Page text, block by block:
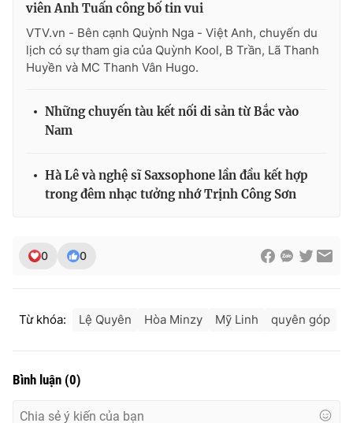
viên Anh Tuấn công bố tin vui
VTV.vn - Bên cạnh Quỳnh Nga - Việt Anh, chuyến du
lịch có sự tham gia của Quỳnh Kool, B Trần, Lã Thanh
Huyền và MC Thanh Vân Hugo.
Những chuyến tàu kết nối di sản từ Bắc vào
Nam
Hà Lê và nghệ sĩ Saxsophone lần đầu kết hợp
trong đêm nhạc tưởng nhớ Trịnh Công Sơn
0 0
Từ khóa: Lệ Quyên Hòa Minzy Mỹ Linh quyên góp
Bình luận (0)